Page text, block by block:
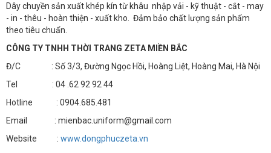
Dây chuyền sản xuất khép kín từ khâu nhập vải - kỹ thuật - cắt - may
- in - thêu - hoàn thiện - xuất kho. Đảm bảo chất lượng sản phẩm
theo tiêu chuẩn.
CÔNG TY TNHH THỜI TRANG ZETA MIỀN BẮC
Đ/C : Số 3/3, Đường Ngọc Hồi, Hoàng Liệt, Hoàng Mai, Hà Nội
Tel : 04 .62 92 92 44
Hotline : 0904.685.481
Email : mienbac.uniform@gmail.com
Website : www.dongphuczeta.vn